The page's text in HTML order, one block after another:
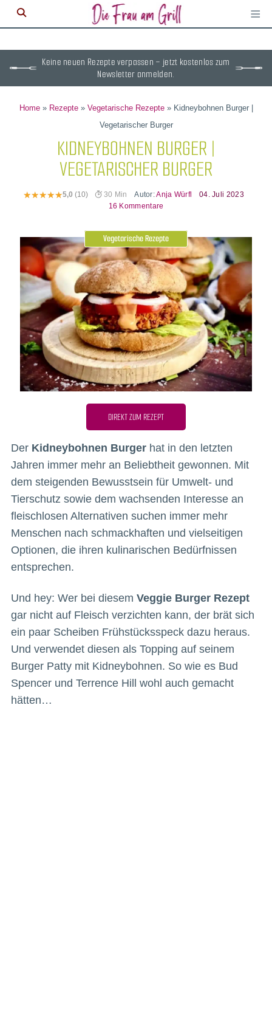
≡
Keine neuen Rezepte verpassen – jetzt kostenlos zum
Newsletter anmelden.
Home» Rezepte» Vegetarische Rezepte» Kidneybohnen Burger |
Vegetarischer Burger
KIDNEYBOHNEN BURGER |
VEGETARISCHER BURGER
5,0 (10) 30 Min Autor:Anja Würfl
04. Juli 2023
16 Kommentare
Vegetarische Rezepte
DIREKT ZUM REZEPT
Der Kidneybohnen Burgerhat in den letzten
Jahren immer mehr an Beliebtheit gewonnen. Mit
dem steigenden Bewusstsein für Umwelt- und
Tierschutz sowie dem wachsenden Interesse an
fleischlosen Alternativen suchen immer mehr
Menschen nach schmackhaften und vielseitigen
Optionen, die ihren kulinarischen Bedürfnissen
entsprechen.
Und hey: Wer bei diesem Veggie Burger Rezept
gar nicht auf Fleisch verzichten kann, der brät sich
ein paar Scheiben Frühstücksspeck dazu heraus.
Und verwendet diesen als Topping auf seinem
Burger Patty mit Kidneybohnen. So wie es Bud
Spencer und Terrence Hill wohl auch gemacht
hätten…